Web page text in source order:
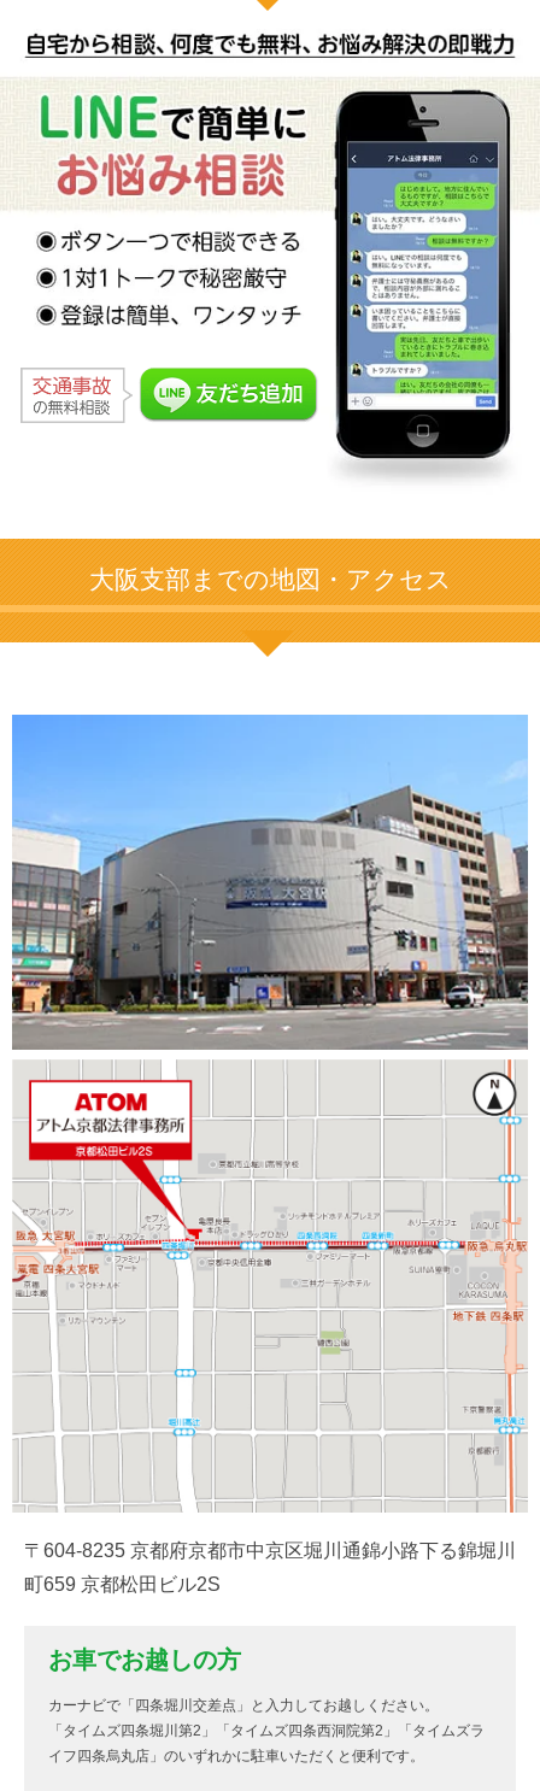
大阪支部までの地図・アクセス
〒604-8235 京都府京都市中京区堀川通錦小路下る錦堀川
町659 京都松田ビル2S
お車でお越しの方
カーナビで「四条堀川交差点」と入力してお越しください。
「タイムズ四条堀川第2」「タイムズ四条西洞院第2」「タイムズラ
イフ四条烏丸店」のいずれかに駐車いただくと便利です。